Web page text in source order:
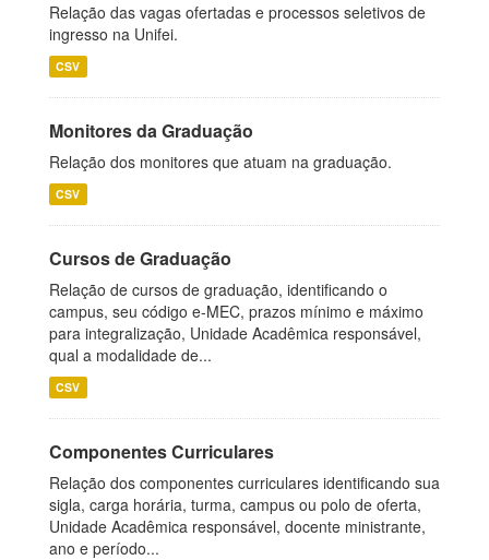
Relação das vagas ofertadas e processos seletivos de
ingresso na Unifei.
CSV
Monitores da Graduação
Relação dos monitores que atuam na graduação.
CSV
Cursos de Graduação
Relação de cursos de graduação, identificando o
campus, seu código e-MEC, prazos mínimo e máximo
para integralização, Unidade Acadêmica responsável,
qual a modalidade de...
CSV
Componentes Curriculares
Relação dos componentes curriculares identificando sua
sigla, carga horária, turma, campus ou polo de oferta,
Unidade Acadêmica responsável, docente ministrante,
ano e período...